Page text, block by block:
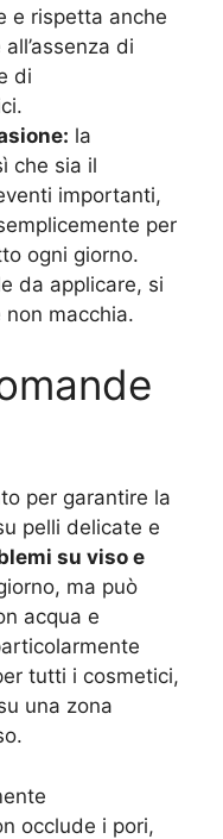
e rispetta anche
di
di
la
che sia il
importanti,
per
ogni giorno.
da applicare, si
macchia.
per garantire la
pelli delicate e
su viso e
ma può
acqua e
tutti i cosmetici,
una zona
occlude i pori,